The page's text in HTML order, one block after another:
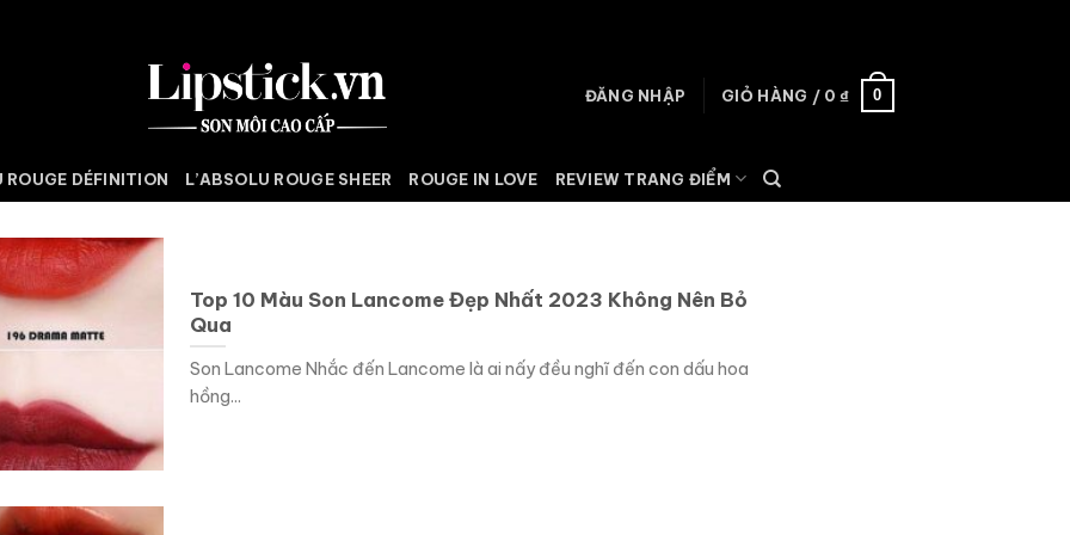
ĐĂNG NHẬP GIỎ HÀNG / 0 ₫ 0
ROUGE DÉFINITION L’ABSOLU ROUGE SHEER ROUGE IN LOVE REVIEW TRANG ĐIỂM
Top 10 Màu Son Lancome Đẹp Nhất 2023 Không Nên Bỏ
Qua
Son Lancome Nhắc đến Lancome là ai nấy đều nghĩ đến con dấu hoa
hồng...